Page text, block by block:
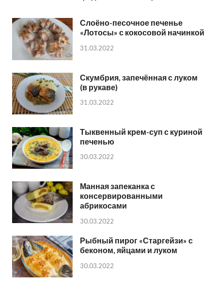
Слоёно-песочное печенье
«Лотосы» с кокосовой начинкой
31.03.2022
Скумбрия, запечённая с луком
(в рукаве)
31.03.2022
Тыквенный крем-суп с куриной
печенью
30.03.2022
Манная запеканка с
консервированными
абрикосами
30.03.2022
Рыбный пирог «Старгейзи» с
беконом, яйцами и луком
30.03.2022